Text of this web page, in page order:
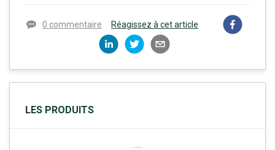
0 commentaire Réagissez à cet article
LES PRODUITS